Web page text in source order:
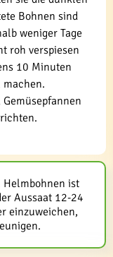
Bohnen sind
weniger Tage
roh verspiesen
10 Minuten
Helmbohnen ist
Aussaat 12-24
einzuweichen,